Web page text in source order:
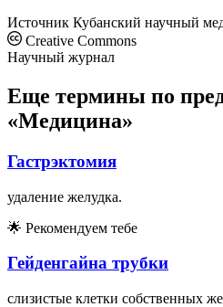
Источник Кубанский научный
Creative Commons
Научный журнал
Еще термины по
«Медицина»
Гастрэктомия
удаление желудка.
🌟 Рекомендуем тебе
Гейденгайна трубки
слизистые клетки собственных